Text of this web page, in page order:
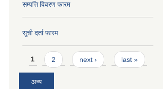
सम्पत्ति विवरण फारम
सूची दर्ता फारम
Pages
1 2 next › last »
अन्य